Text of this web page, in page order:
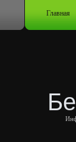
Главная